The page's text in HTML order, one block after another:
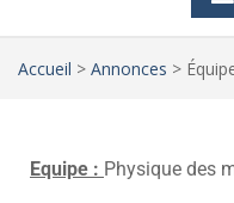
Accueil > Annonces >
Equipe : Physique des